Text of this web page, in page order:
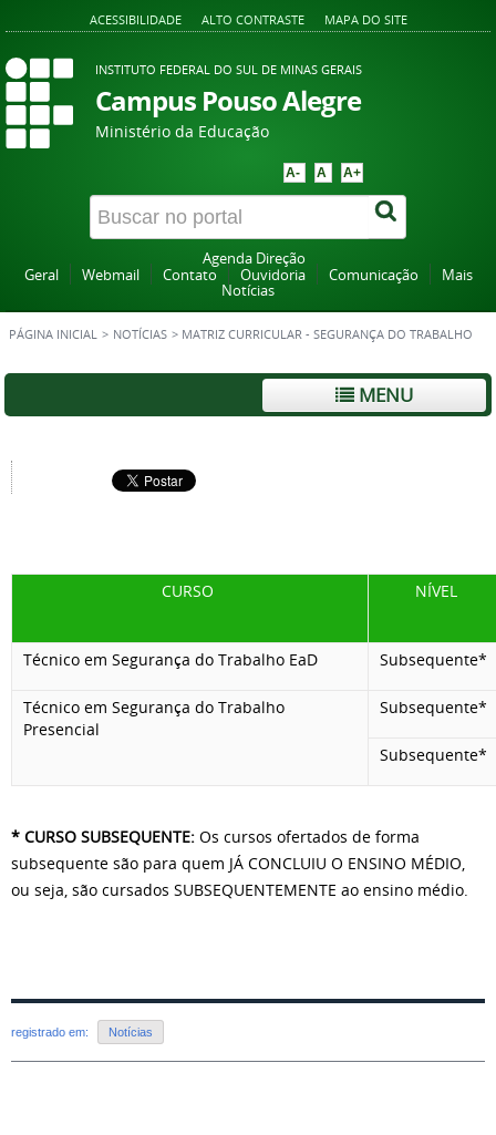
ACESSIBILIDADE ALTO CONTRASTE MAPA DO SITE
INSTITUTO FEDERAL DO SUL DE MINAS GERAIS
Campus Pouso Alegre
Ministério da Educação
A- A A+
Agenda Direção
Geral
Webmail Contato Ouvidoria Comunicação
Mais
Notícias
PÁGINA INICIAL > NOTÍCIAS > MATRIZ CURRICULAR - SEGURANÇA DO TRABALHO
MENU
CURSO NÍVEL
Técnico em Segurança do Trabalho EaD Subsequente*
Técnico em Segurança do Trabalho
Presencial
Subsequente*
Subsequente*
* CURSO SUBSEQUENTE: Os cursos ofertados de forma
subsequente são para quem JÁ CONCLUIU O ENSINO MÉDIO,
ou seja, são cursados SUBSEQUENTEMENTE ao ensino médio.
registrado em: Notícias